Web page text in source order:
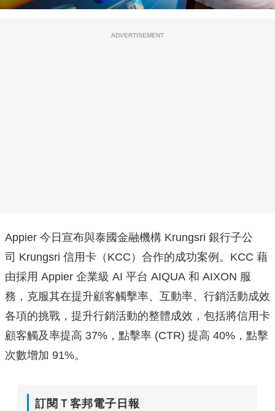
ADVERTISEMENT
Appier 今日宣布與泰國金融機構 Krungsri 銀行子公
司 Krungsri 信用卡（KCC）合作的成功案例。KCC 藉
由採用 Appier 企業級 AI 平台 AIQUA 和 AIXON 服
務，克服其在提升顧客觸擊率、互動率、 行銷活動成效
各項的挑戰，提升行銷活動的整體成效， 包括將信用卡
顧客觸及率提高 37%，點擊率 (CTR) 提高 40%，點擊
次數增加 91%。
訂閱Ｔ客邦電子日報